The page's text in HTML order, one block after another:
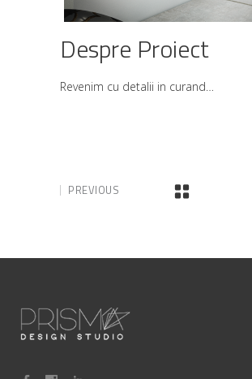
Despre Proiect
Revenim cu detalii in curand…
PREVIOUS